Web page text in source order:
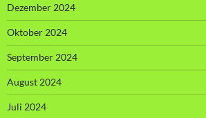
Dezember 2024
Oktober 2024
September 2024
August 2024
Juli 2024